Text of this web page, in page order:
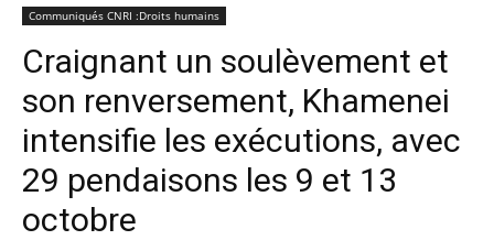
Communiqués CNRI :Droits humains
Craignant un soulèvement et
son renversement, Khamenei
intensifie les exécutions, avec
29 pendaisons les 9 et 13
octobre